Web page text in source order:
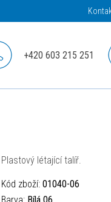
+420 603 215 251
Plastový létající talíř.
Kód zboží: 01040-06